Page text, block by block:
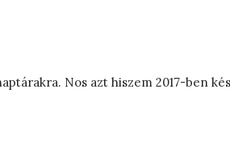
Nos azt hiszem 2017-ben